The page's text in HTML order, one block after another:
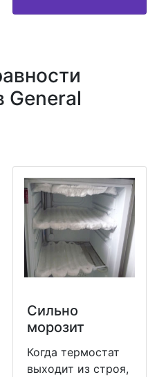
General
Сильно
морозит
Когда термостат
выходит из строя,